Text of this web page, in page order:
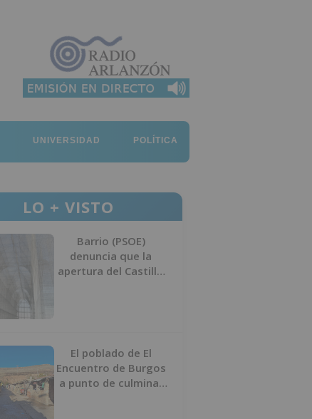
UNIVERSIDAD POLÍTICA
LO + VISTO
Barrio (PSOE)
denuncia que la
apertura del Castillo
El poblado de El
Encuentro de Burgos
a punto de culminar